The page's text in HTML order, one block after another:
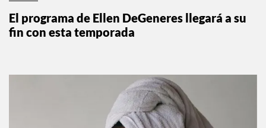
El programa de Ellen DeGeneres llegará a su
fin con esta temporada